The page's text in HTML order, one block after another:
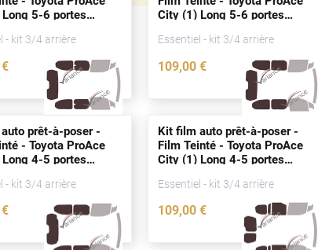
5-6 portes
- kit 3/4 arrière
€
City (1) Long 5-6 portes
Essentiel - kit 3/4 arrière
109,00 €
4662-TOY
prêt-à-poser -
- Toyota ProAce
4-5 portes
- kit 3/4 arrière
€
4654-TOY
Kit film auto prêt-à-poser -
Film Teinté - Toyota ProAce
City (1) Long 4-5 portes
Essentiel - kit 3/4 arrière
109,00 €
4655-TOY